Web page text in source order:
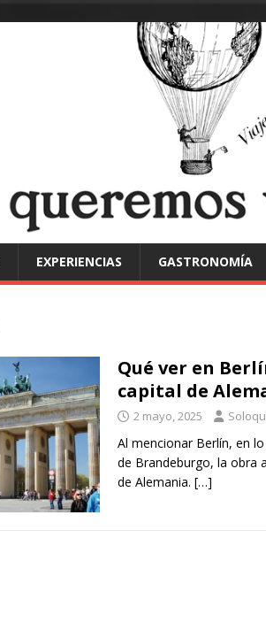
EXPERIENCIAS GASTRONOMÍA
Qué ver en
capital de
2 mayo, 2025
Al mencionar Berlín, en
de Brandeburgo, la obra
de Alemania. […]